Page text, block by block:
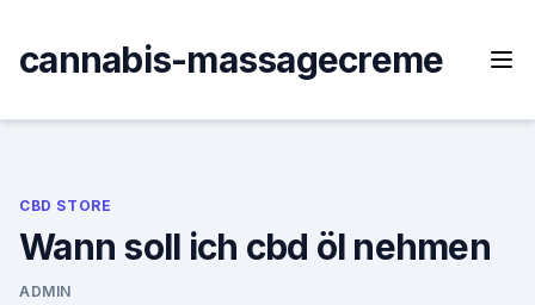
content
cannabis-massagecreme
CBD STORE
Wann soll ich cbd öl nehmen
ADMIN